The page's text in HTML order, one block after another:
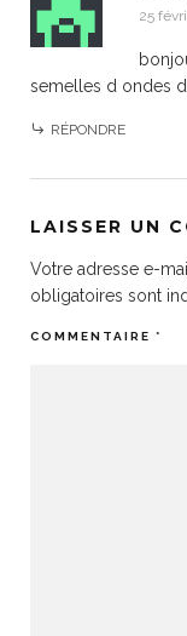
25
semelles d ondes
RÉPONDRE
LAISSER UN
Votre adresse e-
obligatoires sont
COMMENTAIRE *